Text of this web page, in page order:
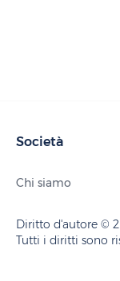
Società
Chi siamo
Diritto d'autore ©
Tutti i diritti sono